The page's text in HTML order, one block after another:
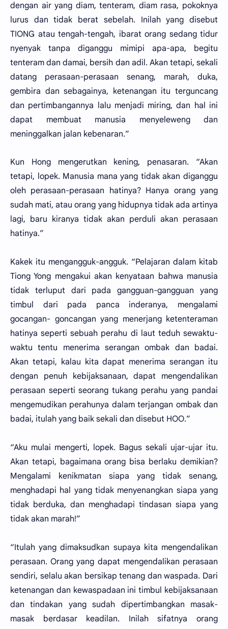
dengan air yang diam, tenteram, diam rasa, pokoknya
lurus dan tidak berat sebelah. Inilah yang disebut
TIONG atau tengah-tengah, ibarat orang sedang tidur
nyenyak tanpa diganggu mimipi apa-apa, begitu
tenteram dan damai, bersih dan adil. Akan tetapi, sekali
datang perasaan-perasaan senang, marah, duka,
gembira dan sebagainya, ketenangan itu terguncang
dan pertimbangannya lalu menjadi miring, dan hal ini
dapat membuat manusia menyeleweng dan
meninggalkan jalan kebenaran.”
Kun Hong mengerutkan kening, penasaran. “Akan
tetapi, lopek. Manusia mana yang tidak akan diganggu
oleh perasaan-perasaan hatinya? Hanya orang yang
sudah mati, atau orang yang hidupnya tidak ada artinya
lagi, baru kiranya tidak akan perduli akan perasaan
hatinya.”
Kakek itu mengangguk-angguk. “Pelajaran dalam kitab
Tiong Yong mengakui akan kenyataan bahwa manusia
tidak terluput dari pada gangguan-gangguan yang
timbul dari pada panca inderanya, mengalami
gocangan- goncangan yang menerjang ketenteraman
hatinya seperti sebuah perahu di laut teduh sewaktu-
waktu tentu menerima serangan ombak dan badai.
Akan tetapi, kalau kita dapat menerima serangan itu
dengan penuh kebijaksanaan, dapat mengendalikan
perasaan seperti seorang tukang perahu yang pandai
mengemudikan perahunya dalam terjangan ombak dan
badai, itulah yang baik sekali dan disebut HOO.”
“Aku mulai mengerti, lopek. Bagus sekali ujar-ujar itu.
Akan tetapi, bagaimana orang bisa berlaku demikian?
Mengalami kenikmatan siapa yang tidak senang,
menghadapi hal yang tidak menyenangkan siapa yang
tidak berduka, dan menghadapi tindasan siapa yang
tidak akan marah!”
“Itulah yang dimaksudkan supaya kita mengendalikan
perasaan. Orang yang dapat mengendalikan perasaan
sendiri, selalu akan bersikap tenang dan waspada. Dari
ketenangan dan kewaspadaan ini timbul kebijaksanaan
dan tindakan yang sudah dipertimbangkan masak-
masak berdasar keadilan. Inilah sifatnya orang